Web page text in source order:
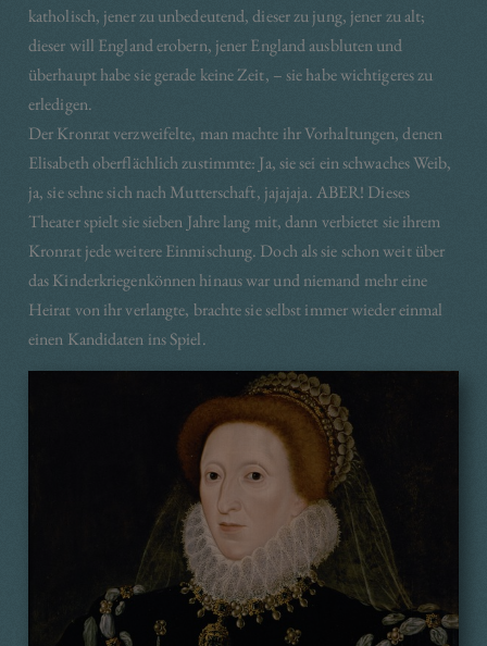
katholisch, jener zu unbedeutend, dieser zu jung, jener zu alt;
dieser will England erobern, jener England ausbluten und
überhaupt habe sie gerade keine Zeit, – sie habe wichtigeres zu
erledigen.
Der Kronrat verzweifelte, man machte ihr Vorhaltungen, denen
Elisabeth oberflächlich zustimmte: Ja, sie sei ein schwaches Weib,
ja, sie sehne sich nach Mutterschaft, jajajaja. ABER! Dieses
Theater spielt sie sieben Jahre lang mit, dann verbietet sie ihrem
Kronrat jede weitere Einmischung. Doch als sie schon weit über
das Kinderkriegenkönnen hinaus war und niemand mehr eine
Heirat von ihr verlangte, brachte sie selbst immer wieder einmal
einen Kandidaten ins Spiel.